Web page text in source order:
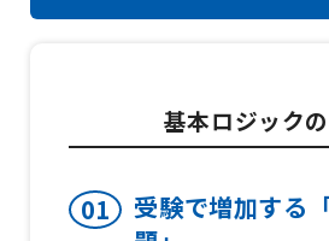
基本ロジック
受験で増加する